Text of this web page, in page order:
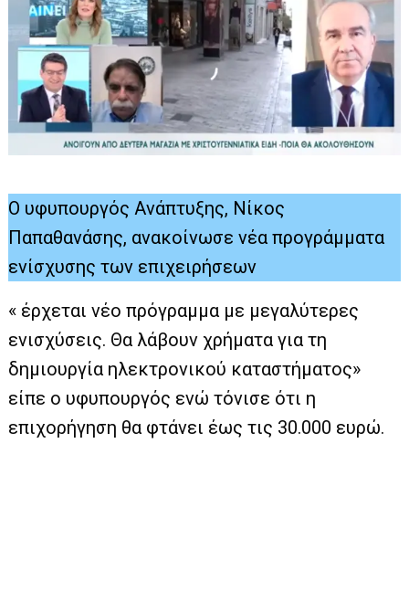
Ο υφυπουργός Ανάπτυξης, Νίκος
Παπαθανάσης, ανακοίνωσε νέα προγράμματα
ενίσχυσης των επιχειρήσεων
« έρχεται νέο πρόγραμμα με μεγαλύτερες
ενισχύσεις. Θα λάβουν χρήματα για τη
δημιουργία ηλεκτρονικού καταστήματος»
είπε ο υφυπουργός ενώ τόνισε ότι η
επιχορήγηση θα φτάνει έως τις 30.000 ευρώ.